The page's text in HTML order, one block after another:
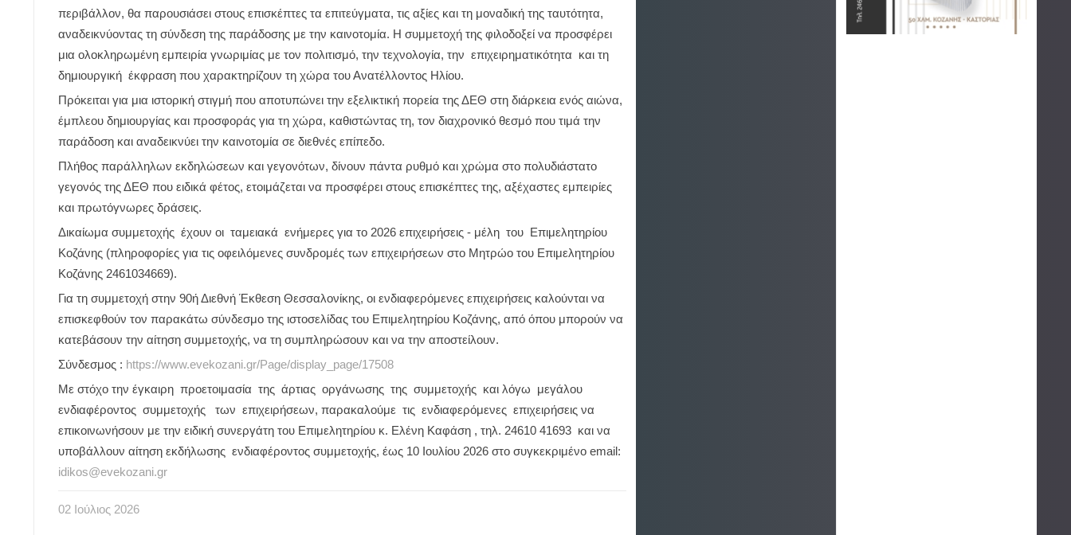
περιβάλλον, θα παρουσιάσει στους επισκέπτες τα επιτεύγματα, τις αξίες και τη μοναδική της ταυτότητα,
αναδεικνύοντας τη σύνδεση της παράδοσης με την καινοτομία. Η συμμετοχή της φιλοδοξεί να προσφέρει
μια ολοκληρωμένη εμπειρία γνωριμίας με τον πολιτισμό, την τεχνολογία, την επιχειρηματικότητα και τη
δημιουργική έκφραση που χαρακτηρίζουν τη χώρα του Ανατέλλοντος Ηλίου.
Πρόκειται για μια ιστορική στιγμή που αποτυπώνει την εξελικτική πορεία της ΔΕΘ στη διάρκεια ενός αιώνα,
έμπλεου δημιουργίας και προσφοράς για τη χώρα, καθιστώντας τη, τον διαχρονικό θεσμό που τιμά την
παράδοση και αναδεικνύει την καινοτομία σε διεθνές επίπεδο.
Πλήθος παράλληλων εκδηλώσεων και γεγονότων, δίνουν πάντα ρυθμό και χρώμα στο πολυδιάστατο
γεγονός της ΔΕΘ που ειδικά φέτος, ετοιμάζεται να προσφέρει στους επισκέπτες της, αξέχαστες εμπειρίες
και πρωτόγνωρες δράσεις.
Δικαίωμα συμμετοχής έχουν οι ταμειακά ενήμερες για το 2026 επιχειρήσεις - μέλη του Επιμελητηρίου
Κοζάνης (πληροφορίες για τις οφειλόμενες συνδρομές των επιχειρήσεων στο Μητρώο του Επιμελητηρίου
Κοζάνης 2461034669).
Για τη συμμετοχή στην 90ή Διεθνή Έκθεση Θεσσαλονίκης, οι ενδιαφερόμενες επιχειρήσεις καλούνται να
επισκεφθούν τον παρακάτω σύνδεσμο της ιστοσελίδας του Επιμελητηρίου Κοζάνης, από όπου μπορούν να
κατεβάσουν την αίτηση συμμετοχής, να τη συμπληρώσουν και να την αποστείλουν.
Σύνδεσμος : https://www.evekozani.gr/Page/display_page/17508
Με στόχο την έγκαιρη προετοιμασία της άρτιας οργάνωσης της συμμετοχής και λόγω μεγάλου
ενδιαφέροντος συμμετοχής των επιχειρήσεων, παρακαλούμε τις ενδιαφερόμενες επιχειρήσεις να
επικοινωνήσουν με την ειδική συνεργάτη του Επιμελητηρίου κ. Ελένη Καφάση , τηλ. 24610 41693 και να
υποβάλλουν αίτηση εκδήλωσης ενδιαφέροντος συμμετοχής, έως 10 Ιουλίου 2026 στο συγκεκριμένο email:
idikos@evekozani.gr
02 Ιούλιος 2026